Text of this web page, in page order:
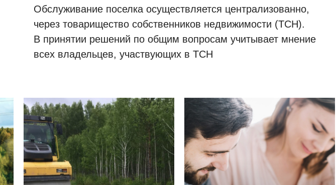
Обслуживание поселка осуществляется централизованно,
через товарищество собственников недвижимости (ТСН).
В принятии решений по общим вопросам учитывает мнение
всех владельцев, участвующих в ТСН